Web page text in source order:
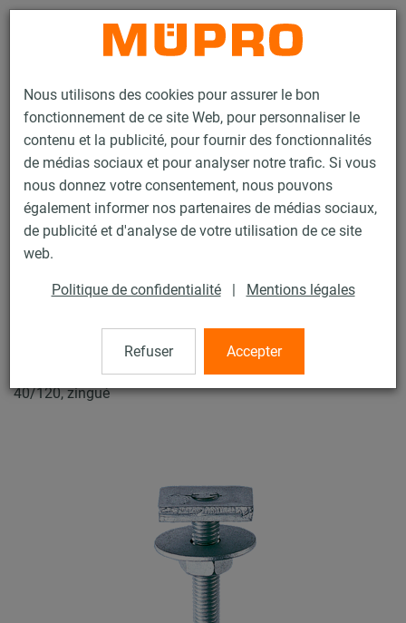
Nous utilisons des cookies pour assurer le bon
fonctionnement de ce site Web, pour personnaliser le
contenu et la publicité, pour fournir des fonctionnalités
de médias sociaux et pour analyser notre trafic. Si vous
nous donnez votre consentement, nous pouvons
également informer nos partenaires de médias sociaux,
de publicité et d'analyse de votre utilisation de ce site
web.
Politique de confidentialité | Mentions légales
Refuser Accepter
Contact
Produits Protection incendie
Fixations testées au feu
Rails d'installation
Double écrou MPC
Double écrou MPC
Double écrou MPC M10 x 55 mm, pour Profil 38/24-
40/120, zingué